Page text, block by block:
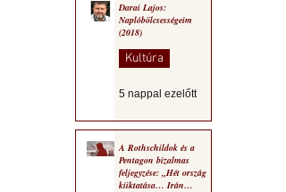
Darai Lajos:
Naplóbölcsességeim
(2018)
Kultúra
5 nappal ezelőtt
A Rothschildok és a
Pentagon bizalmas
feljegyzése: „Hét ország
kiiktatása… Irán